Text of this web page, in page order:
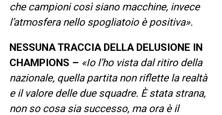
che campioni così siano macchine, invece
l’atmosfera nello spogliatoio è positiva».
NESSUNA TRACCIA DELLA DELUSIONE IN
CHAMPIONS – «Io l’ho vista dal ritiro della
nazionale, quella partita non riflette la realtà
e il valore delle due squadre. È stata strana,
non so cosa sia successo, ma ora è il